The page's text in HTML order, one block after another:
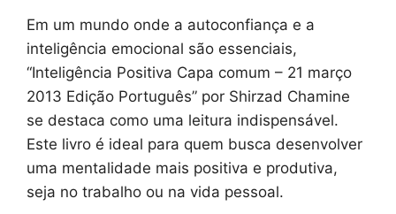
Em um mundo onde a autoconfiança e a
inteligência emocional são essenciais,
“Inteligência Positiva Capa comum – 21 março
2013 Edição Português” por Shirzad Chamine
se destaca como uma leitura indispensável.
Este livro é ideal para quem busca desenvolver
uma mentalidade mais positiva e produtiva,
seja no trabalho ou na vida pessoal.